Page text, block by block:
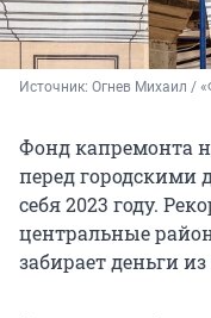
Источник: Огнев Михаил /
Фонд капремонта
перед городскими
себя 2023 году.
центральные
забирает деньги